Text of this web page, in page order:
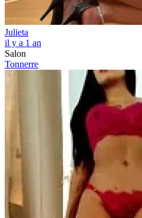
Julieta
il y a 1 an
Salon
Tonnerre